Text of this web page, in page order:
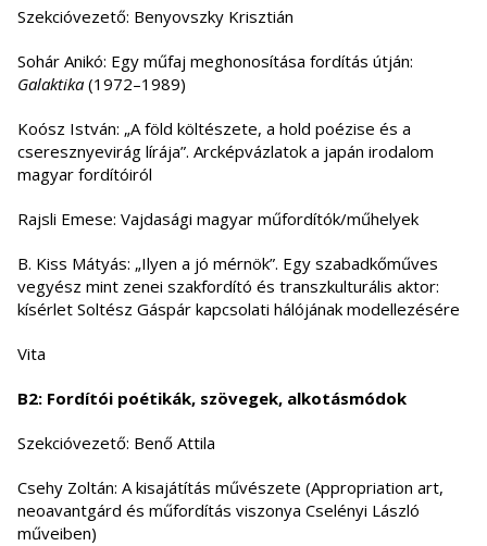
Szekcióvezető: Benyovszky Krisztián
Sohár Anikó: Egy műfaj meghonosítása fordítás útján:
Galaktika (1972–1989)
Koósz István: „A föld költészete, a hold poézise és a
cseresznyevirág lírája”. Arcképvázlatok a japán irodalom
magyar fordítóiról
Rajsli Emese: Vajdasági magyar műfordítók/műhelyek
B. Kiss Mátyás: „Ilyen a jó mérnök”. Egy szabadkőműves
vegyész mint zenei szakfordító és transzkulturális aktor:
kísérlet Soltész Gáspár kapcsolati hálójának modellezésére
Vita
B2: Fordítói poétikák, szövegek, alkotásmódok
Szekcióvezető: Benő Attila
Csehy Zoltán: A kisajátítás művészete (Appropriation art,
neoavantgárd és műfordítás viszonya Cselényi László
műveiben)